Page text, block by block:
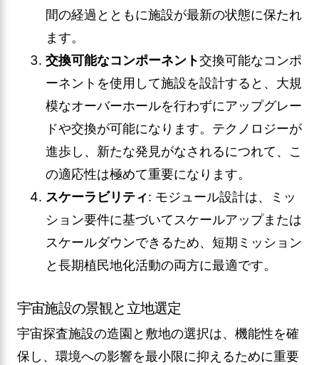
間の経過とともに施設が最新の状態に保たれ
ます。
交換可能なコンポーネント交換可能なコンポ
ーネントを使用して施設を設計すると、大規
模なオーバーホールを行わずにアップグレー
ドや交換が可能になります。テクノロジーが
進歩し、新たな発見がなされるにつれて、こ
の適応性は極めて重要になります。
スケーラビリティ: モジュール設計は、ミッ
ション要件に基づいてスケールアップまたは
スケールダウンできるため、短期ミッション
と長期植民地化活動の両方に最適です。
宇宙施設の景観と立地選定
宇宙探査施設の造園と敷地の選択は、機能性を確
保し、環境への影響を最小限に抑えるために重要